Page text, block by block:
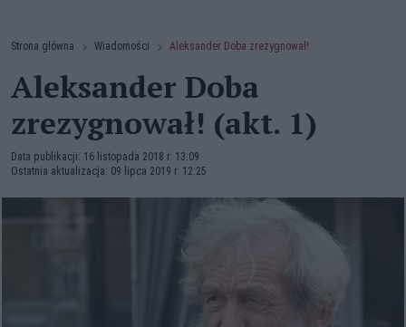
Strona główna Wiadomości Aleksander Doba zrezygnował!
Aleksander Doba
zrezygnował! (akt. 1)
Data publikacji: 16 listopada 2018 r. 13:09
Ostatnia aktualizacja: 09 lipca 2019 r. 12:25